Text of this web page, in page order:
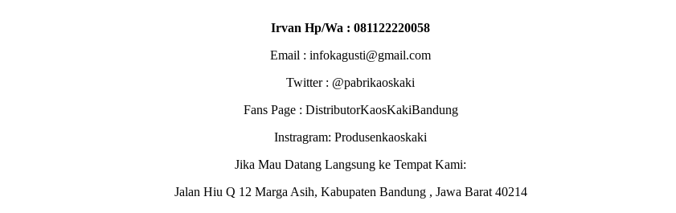
Irvan Hp/Wa : 081122220058
Email : infokagusti@gmail.com
Twitter : @pabrikaoskaki
Fans Page : DistributorKaosKakiBandung
Instragram: Produsenkaoskaki
Jika Mau Datang Langsung ke Tempat Kami:
Jalan Hiu Q 12 Marga Asih, Kabupaten Bandung , Jawa Barat 40214